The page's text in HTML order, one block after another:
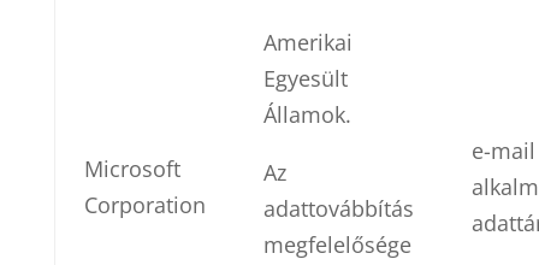
Microsoft
Corporation
Amerikai
Egyesült
Államok.
Az
adattovábbítás
megfelelősége
e-mail